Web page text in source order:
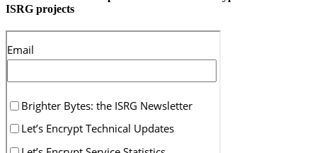
ISRG projects